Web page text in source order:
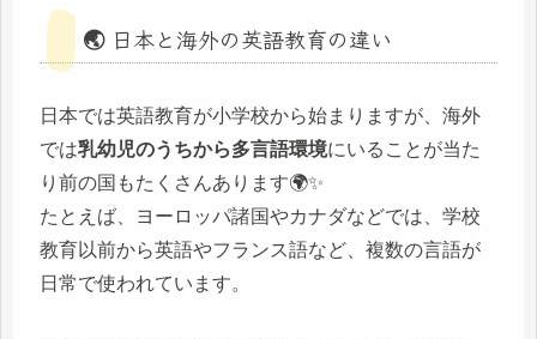
🌏 日本と海外の英語教育の違い
日本では英語教育が小学校から始まりますが、海外
では乳幼児のうちから多言語環境にいることが当た
り前の国もたくさんあります🌍✨
たとえば、ヨーロッパ諸国やカナダなどでは、学校
教育以前から英語やフランス語など、複数の言語が
日常で使われています。